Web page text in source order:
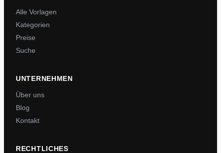
Alle Vorlagen
Kategorien
Preise
Suche
UNTERNEHMEN
Über uns
Blog
Kontakt
RECHTLICHES